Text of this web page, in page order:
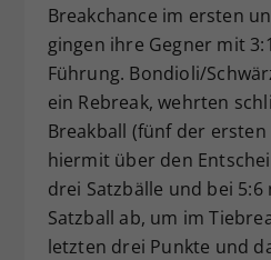
Breakchance im ersten
gingen ihre Gegner mit
Führung. Bondioli/
ein Rebreak, wehrten
Breakball (fünf der ersten
hiermit über den
drei Satzbälle und bei 5:6
Satzball ab, um im
letzten drei Punkte und